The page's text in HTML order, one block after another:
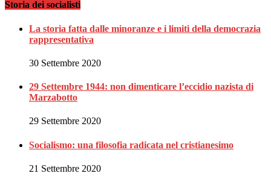
Storia dei socialisti
La storia fatta dalle minoranze e i limiti della democrazia
rappresentativa
30 Settembre 2020
29 Settembre 1944: non dimenticare l’eccidio nazista di
Marzabotto
29 Settembre 2020
Socialismo: una filosofia radicata nel cristianesimo
21 Settembre 2020